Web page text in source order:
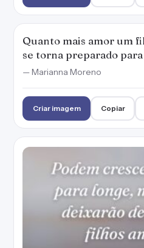
jamais deixarão de ser
— Marianna Moreno
Aprendemos a
percebemos o quanto
— Marianna Moreno